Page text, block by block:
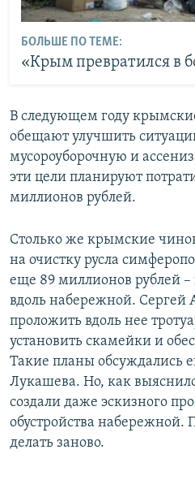
БОЛЬШЕ ПО ТЕМЕ:
«Крым превратился в
​В следующем году
обещают улучшить
мусороуборочную и
эти цели планируют
миллионов рублей.
Столько же крымские
на очистку русла
еще 89 миллионов рублей
вдоль набережной. Сергей
проложить вдоль нее
установить скамейки и
Такие планы обсуждались
Лукашева. Но, как
создали даже эскизного
обустройства набережной.
делать заново.